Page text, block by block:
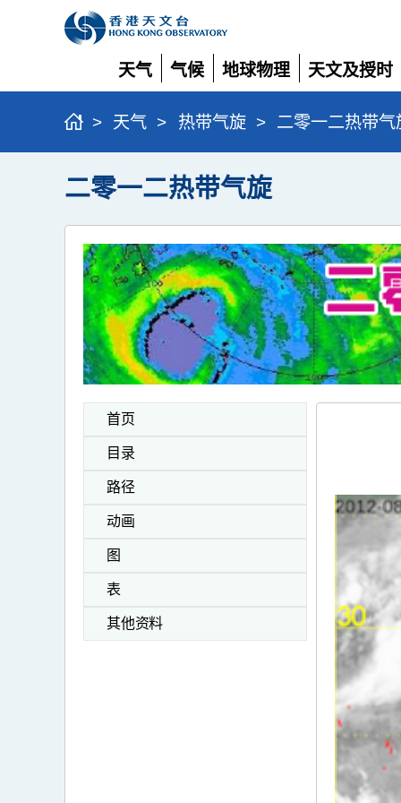
天气
展
开
气候
展
开
地球物理
展
开
天文及授时
展
开
> 天气 > 热带气旋 > 二零一二热带气
二零一二热带气旋
首页
目录
路径
动画
图
表
其他资料